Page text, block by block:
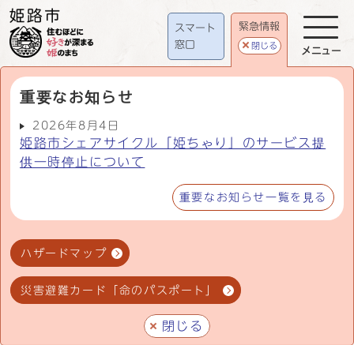
スマート
窓口
緊急情報
閉じる
重要なお知らせ
2026年8月4日
姫路市シェアサイクル「姫ちゃり」のサービス提
供一時停止について
重要なお知らせ一覧を見る
ハザードマップ
災害避難カード「命のパスポート」
閉じる
メニュー